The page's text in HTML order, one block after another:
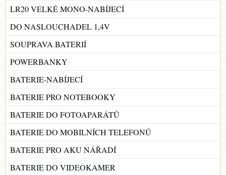
LR20 VELKÉ MONO-NABÍJECÍ
DO NASLOUCHADEL 1,4V
SOUPRAVA BATERIÍ
POWERBANKY
BATERIE-NABÍJECÍ
BATERIE PRO NOTEBOOKY
BATERIE DO FOTOAPARÁTŮ
BATERIE DO MOBILNÍCH TELEFONŮ
BATERIE PRO AKU NÁŘADÍ
BATERIE DO VIDEOKAMER